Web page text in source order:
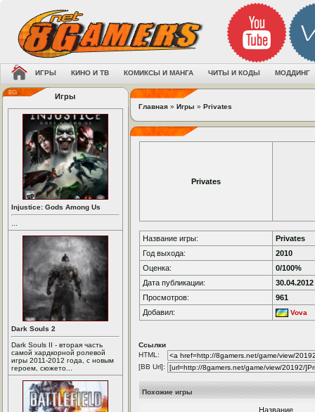
ИГРЫ КИНО И ТВ КОМИКСЫ И МАНГА ЧИТЫ И КОДЫ МОДДИНГ
Игры
Injustice: Gods Among Us
Dark Souls 2
Dark Souls II - вторая часть
самой хардкорной ролевой
игры 2011-2012 года, с новым
героем, сюжето...
Главная » Игры » Privates
Privates
Название игры:
Privates
Год выхода:
2010
Оценка:
0/100%
Дата публикации:
30.04.2012
Просмотров:
961
Добавил:
Vova
Ссылки
HTML:
[BB Url]:
Похожие игры
Название